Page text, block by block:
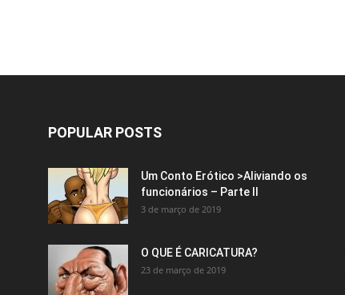
POPULAR POSTS
Um Conto Erótico >Aliviando os
funcionários – Parte II
3 de março de 2019
O QUE É CARICATURA?
23 de março de 2019